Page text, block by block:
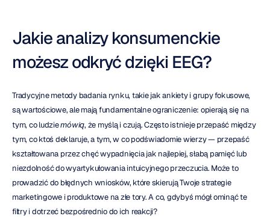
Jakie analizy konsumenckie
możesz odkryć dzięki EEG?
Tradycyjne metody badania rynku, takie jak ankiety i grupy fokusowe,
są wartościowe, ale mają fundamentalne ograniczenie: opierają się na
tym, co ludzie mówią, że myślą i czują. Często istnieje przepaść między
tym, co ktoś deklaruje, a tym, w co podświadomie wierzy — przepaść
kształtowana przez chęć wypadnięcia jak najlepiej, słabą pamięć lub
niezdolność do wyartykułowania intuicyjnego przeczucia. Może to
prowadzić do błędnych wniosków, które skierują Twoje strategie
marketingowe i produktowe na złe tory. A co, gdybyś mógł ominąć te
filtry i dotrzeć bezpośrednio do ich reakcji?